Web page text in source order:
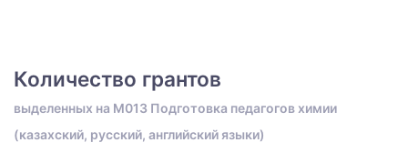
Количество грантов
выделенных на M013 Подготовка педагогов химии
(казахский, русский, английский языки)